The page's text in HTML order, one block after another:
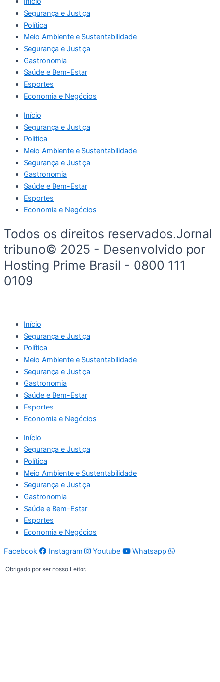
Segurança e Justiça
Política
Meio Ambiente e Sustentabilidade
Segurança e Justiça
Gastronomia
Saúde e Bem-Estar
Esportes
Economia e Negócios
Início
Segurança e Justiça
Política
Meio Ambiente e Sustentabilidade
Segurança e Justiça
Gastronomia
Saúde e Bem-Estar
Esportes
Economia e Negócios
Todos os direitos reservados.Jornal
tribuno© 2025 - Desenvolvido por
Hosting Prime Brasil - 0800 111
0109
Início
Segurança e Justiça
Política
Meio Ambiente e Sustentabilidade
Segurança e Justiça
Gastronomia
Saúde e Bem-Estar
Esportes
Economia e Negócios
Início
Segurança e Justiça
Política
Meio Ambiente e Sustentabilidade
Segurança e Justiça
Gastronomia
Saúde e Bem-Estar
Esportes
Economia e Negócios
Facebook Instagram Youtube Whatsapp
Obrigado por ser nosso Leitor.